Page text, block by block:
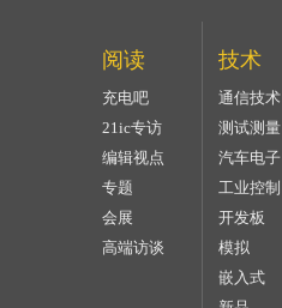
阅读
充电吧
21ic专访
编辑视点
专题
会展
高端访谈
技术
通信技术
测试测量
汽车电子
工业控制
开发板
模拟
嵌入式